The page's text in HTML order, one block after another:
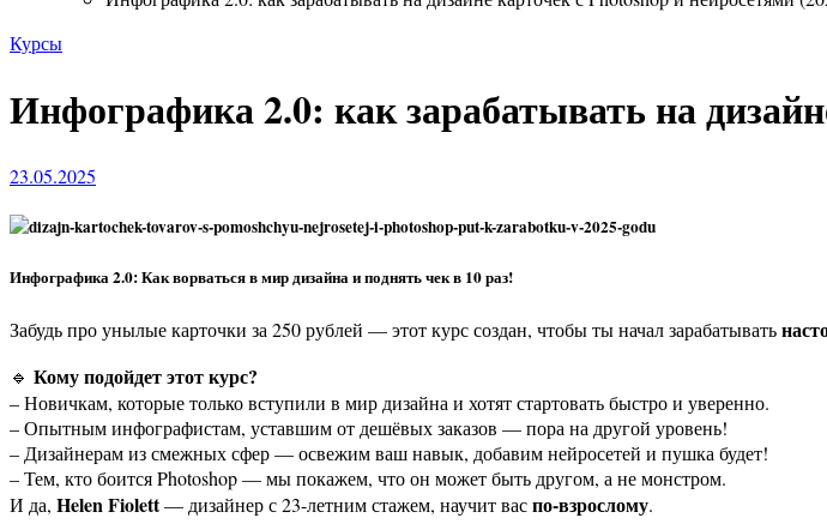
Курсы
Инфографика 2.0: как зарабатывать на
23.05.2025
Инфографика 2.0: Как ворваться в мир дизайна и поднять чек в 10 раз!
Забудь про унылые карточки за 250 рублей — этот курс создан, чтобы ты начал зарабатывать
🔹 Кому подойдет этот курс?
– Новичкам, которые только вступили в мир дизайна и хотят стартовать быстро и уверенно.
– Опытным инфографистам, уставшим от дешёвых заказов — пора на другой уровень!
– Дизайнерам из смежных сфер — освежим ваш навык, добавим нейросетей и пушка будет!
– Тем, кто боится Photoshop — мы покажем, что он может быть другом, а не монстром.
И да, Helen Fiolett— дизайнер с 23-летним стажем, научит васпо-взрослому.